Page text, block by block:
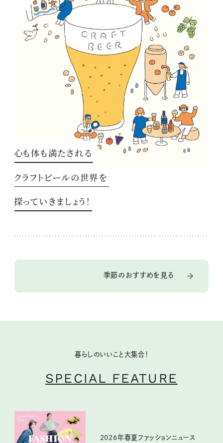
心も体も満たされる
クラフトビールの世界を
探っていきましょう！
季節のおすすめを見る
暮らしのいいこと大集合！
SPECIAL FEATURE
2026年春夏ファッションニュース